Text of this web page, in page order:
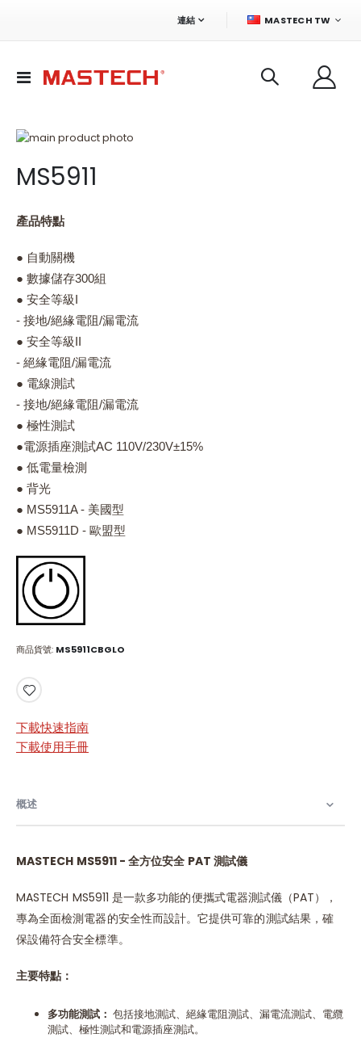
連結
語
MASTECH TW
切
Skip
the
end
the
gallery
to
the
of
images
gallery
MS5911
產品特點
● 自動關機
● 數據儲存300組
● 安全等級I
- 接地/絕緣電阻/漏電流
● 安全等級II
- 絕緣電阻/漏電流
● 電線測試
- 接地/絕緣電阻/漏電流
● 極性測試
●電源插座測試AC 110V/230V±15%
● 低電量檢測
● 背光
● MS5911A - 美國型
● MS5911D - 歐盟型
商品貨號 MS5911CBGLO
下載快速指南
下載使用手冊
概述
MASTECH MS5911 -全方位安全 PAT 測試儀
MASTECH MS5911 是一款多功能的便攜式電器測試儀（PAT），
專為全面檢測電器的安全性而設計。它提供可靠的測試結果，確
保設備符合安全標準。
主要特點：
多功能測試： 包括接地測試、絕緣電阻測試、漏電流測試、電纜
測試、極性測試和電源插座測試。